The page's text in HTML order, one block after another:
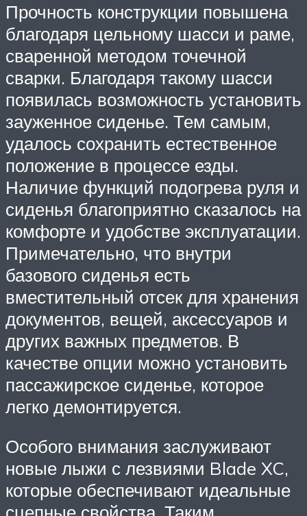
Прочность конструкции повышена
благодаря цельному шасси и раме,
сваренной методом точечной
сварки. Благодаря такому шасси
появилась возможность установить
зауженное сиденье. Тем самым,
удалось сохранить естественное
положение в процессе езды.
Наличие функций подогрева руля и
сиденья благоприятно сказалось на
комфорте и удобстве эксплуатации.
Примечательно, что внутри
базового сиденья есть
вместительный отсек для хранения
документов, вещей, аксессуаров и
других важных предметов. В
качестве опции можно установить
пассажирское сиденье, которое
легко демонтируется.
Особого внимания заслуживают
новые лыжи с лезвиями Blade XC,
которые обеспечивают идеальные